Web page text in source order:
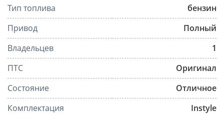
Тип топлива
бензин
Привод
Полный
Владельцев
1
ПТС
Оригинал
Состояние
Отличное
Комплектация
Instyle